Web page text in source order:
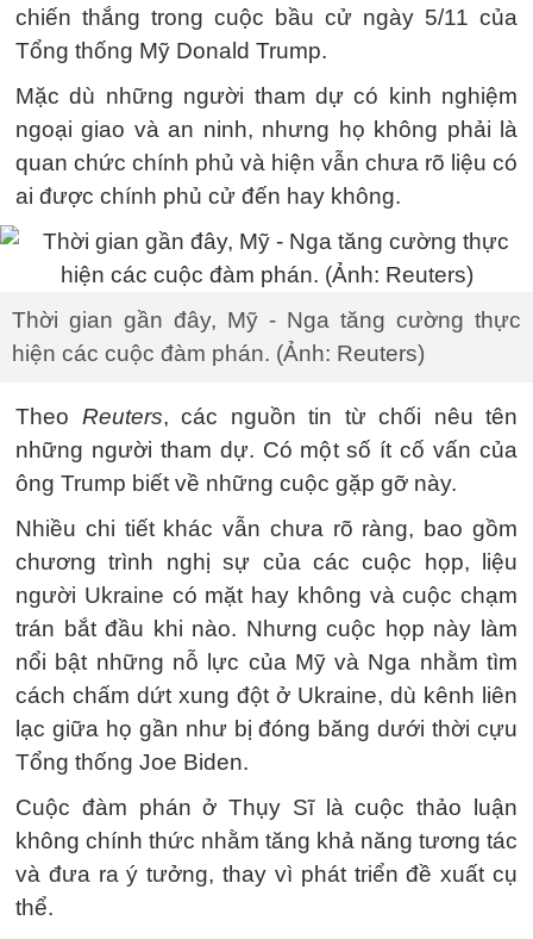
chiến thắng trong cuộc bầu cử ngày 5/11 của
Tổng thống Mỹ Donald Trump.
Mặc dù những người tham dự có kinh nghiệm
ngoại giao và an ninh, nhưng họ không phải là
quan chức chính phủ và hiện vẫn chưa rõ liệu có
ai được chính phủ cử đến hay không.
Thời gian gần đây, Mỹ - Nga tăng cường thực
hiện các cuộc đàm phán. (Ảnh: Reuters)
Theo Reuters, các nguồn tin từ chối nêu tên
những người tham dự. Có một số ít cố vấn của
ông Trump biết về những cuộc gặp gỡ này.
Nhiều chi tiết khác vẫn chưa rõ ràng, bao gồm
chương trình nghị sự của các cuộc họp, liệu
người Ukraine có mặt hay không và cuộc chạm
trán bắt đầu khi nào. Nhưng cuộc họp này làm
nổi bật những nỗ lực của Mỹ và Nga nhằm tìm
cách chấm dứt xung đột ở Ukraine, dù kênh liên
lạc giữa họ gần như bị đóng băng dưới thời cựu
Tổng thống Joe Biden.
Cuộc đàm phán ở Thụy Sĩ là cuộc thảo luận
không chính thức nhằm tăng khả năng tương tác
và đưa ra ý tưởng, thay vì phát triển đề xuất cụ
thể.